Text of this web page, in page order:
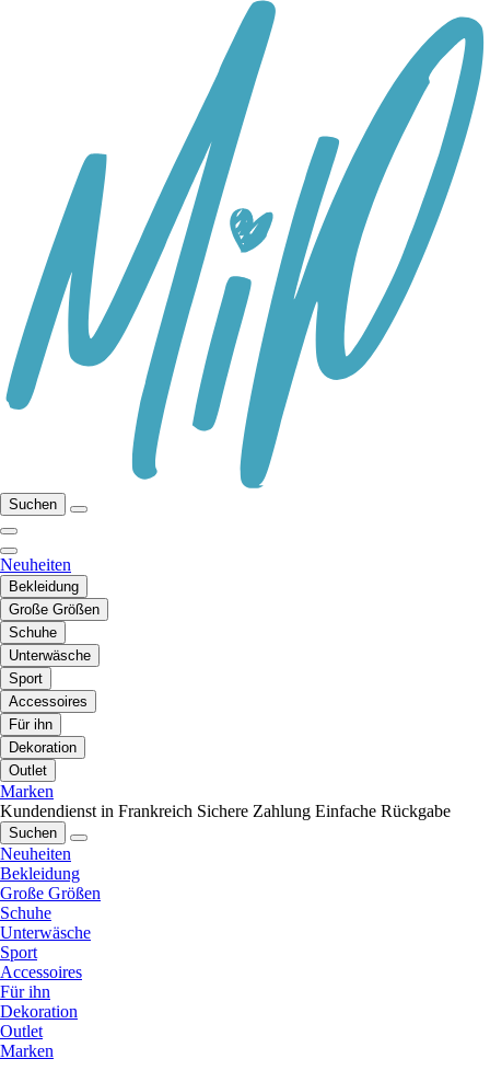
Suchen
Neuheiten
Bekleidung
Große Größen
Schuhe
Unterwäsche
Sport
Accessoires
Für ihn
Dekoration
Outlet
Marken
Kundendienst in Frankreich Sichere Zahlung Einfache Rückgabe
Suchen
Neuheiten
Bekleidung
Große Größen
Schuhe
Unterwäsche
Sport
Accessoires
Für ihn
Dekoration
Outlet
Marken